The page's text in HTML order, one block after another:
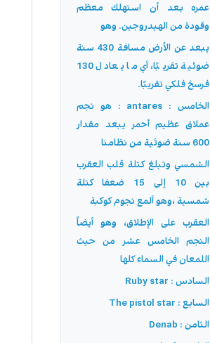
عمره بعد أن استهلك معظم
وقودة من الهيدروجين. وهو
يبعد عن الأرض مسافة 430 سنة
ضوئية تقريبًا، أي ما يعادل 130
فرسخ فلكي تقريبًا.
الخامس : antares : هو نجم
عملاق عظيم أحمر يبعد مقدار
600 سنة ضوئية من نظامنا
الشمسي وتبلغ كتلة قلب العقرب
بين 10 إلى 15 ضعفا كتلة
شمسية ،وهو ألمع نجوم كوكبة
العقرب على الإطلاق، وهو أيضاً
النجم الخامس عشر من حيث
اللمعان في السماء كلها
السادس : Ruby star
السابع : The pistol star
الثامن : Denab